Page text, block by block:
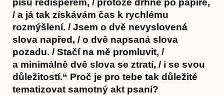
/ a já tak získávám čas k rychlému
rozmýšlení. / Jsem o dvě nevyslovená
slova napřed, / o dvě napsaná slova
pozadu. / Stačí na mě promluvit, /
a minimálně dvě slova se ztratí, / i se svou
důležitostí.“ Proč je pro tebe tak důležité
tematizovat samotný akt psaní?